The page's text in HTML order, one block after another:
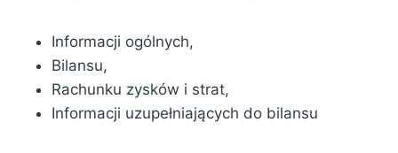
Informacji ogólnych,
Bilansu,
Rachunku zysków i strat,
Informacji uzupełniających do bilansu